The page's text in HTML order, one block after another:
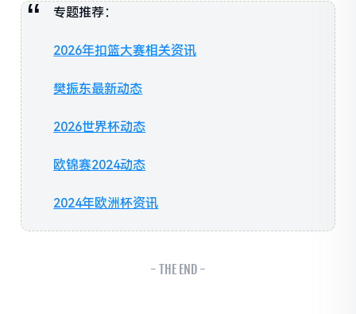
专题推荐：
2026年扣篮大赛相关资讯
樊振东最新动态
2026世界杯动态
欧锦赛2024动态
2024年欧洲杯资讯
- THE END -